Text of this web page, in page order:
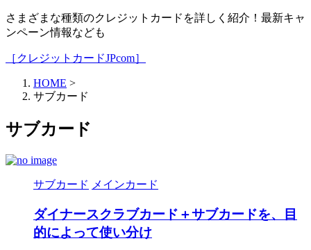
さまざまな種類のクレジットカードを詳しく紹介！最新キャ
ンペーン情報なども
［クレジットカードJPcom］
HOME >
サブカード
サブカード
サブカード メインカード
ダイナースクラブカード＋サブカードを、目
的によって使い分け